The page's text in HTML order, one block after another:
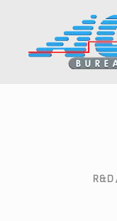
R&D